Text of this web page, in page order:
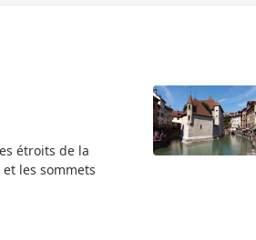
étroits de la
les sommets